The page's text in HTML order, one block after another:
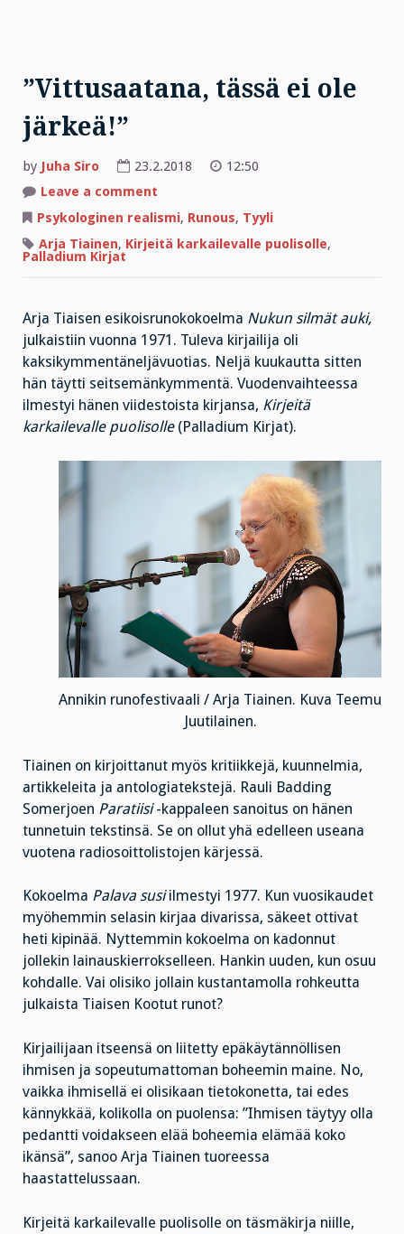
”Vittusaatana, tässä ei ole
järkeä!”
by Juha Siro 23.2.2018
12:50
Leave a comment
tässä
ole
Psykologinen realismi, Runous, Tyyli
Arja Tiainen, Kirjeitä karkailevalle puolisolle,
Palladium Kirjat
Arja Tiaisen esikoisrunokokoelma Nukun silmät auki,
julkaistiin vuonna 1971. Tuleva kirjailija oli
kaksikymmentäneljävuotias. Neljä kuukautta sitten
hän täytti seitsemänkymmentä. Vuodenvaihteessa
ilmestyi hänen viidestoista kirjansa, Kirjeitä
karkailevalle puolisolle(Palladium Kirjat).
Annikin runofestivaali / Arja Tiainen. Kuva Teemu
Juutilainen.
Tiainen on kirjoittanut myös kritiikkejä, kuunnelmia,
artikkeleita ja antologiatekstejä. Rauli Badding
Somerjoen Paratiisi-kappaleen sanoitus on hänen
tunnetuin tekstinsä. Se on ollut yhä edelleen useana
vuotena radiosoittolistojen kärjessä.
Kokoelma Palava susiilmestyi 1977. Kun vuosikaudet
myöhemmin selasin kirjaa divarissa, säkeet ottivat
heti kipinää. Nyttemmin kokoelma on kadonnut
jollekin lainauskierrokselleen. Hankin uuden, kun osuu
kohdalle. Vai olisiko jollain kustantamolla rohkeutta
julkaista Tiaisen Kootut runot?
Kirjailijaan itseensä on liitetty epäkäytännöllisen
ihmisen ja sopeutumattoman boheemin maine. No,
vaikka ihmisellä ei olisikaan tietokonetta, tai edes
kännykkää, kolikolla on puolensa: ”Ihmisen täytyy olla
pedantti voidakseen elää boheemia elämää koko
ikänsä”, sanoo Arja Tiainen tuoreessa
haastattelussaan.
Kirjeitä karkailevalle puolisolle on täsmäkirja niille,